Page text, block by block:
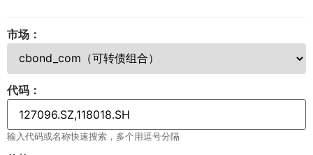
市场：
代码：
输入代码或名称快速搜索，多个用逗号分隔